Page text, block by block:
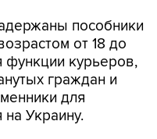
пособники
от 18 до
функции курьеров,
граждан и
для
Украину.